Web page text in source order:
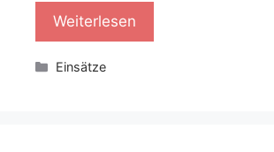
Weiterlesen
Kategorien
Einsätze